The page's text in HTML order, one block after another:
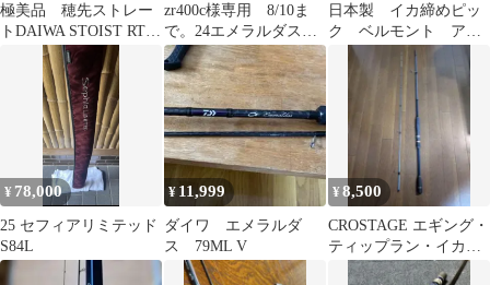
極美品 穂先ストレー
トDAIWA STOIST RT
IL 84MLM
zr400c様専用 8/10ま
で。24エメラルダス
AIR IL 77MLM
日本製 イカ締めピッ
ク ベルモント アオ
リ コウイカ イカ締
め 締めピック
¥ 78,000
25 セフィアリミテッド
S84L
¥ 11,999
ダイワ エメラルダ
ス 79ML V
¥8,500
CROSTAGE エギング・
ティップラン・イカメ
タル